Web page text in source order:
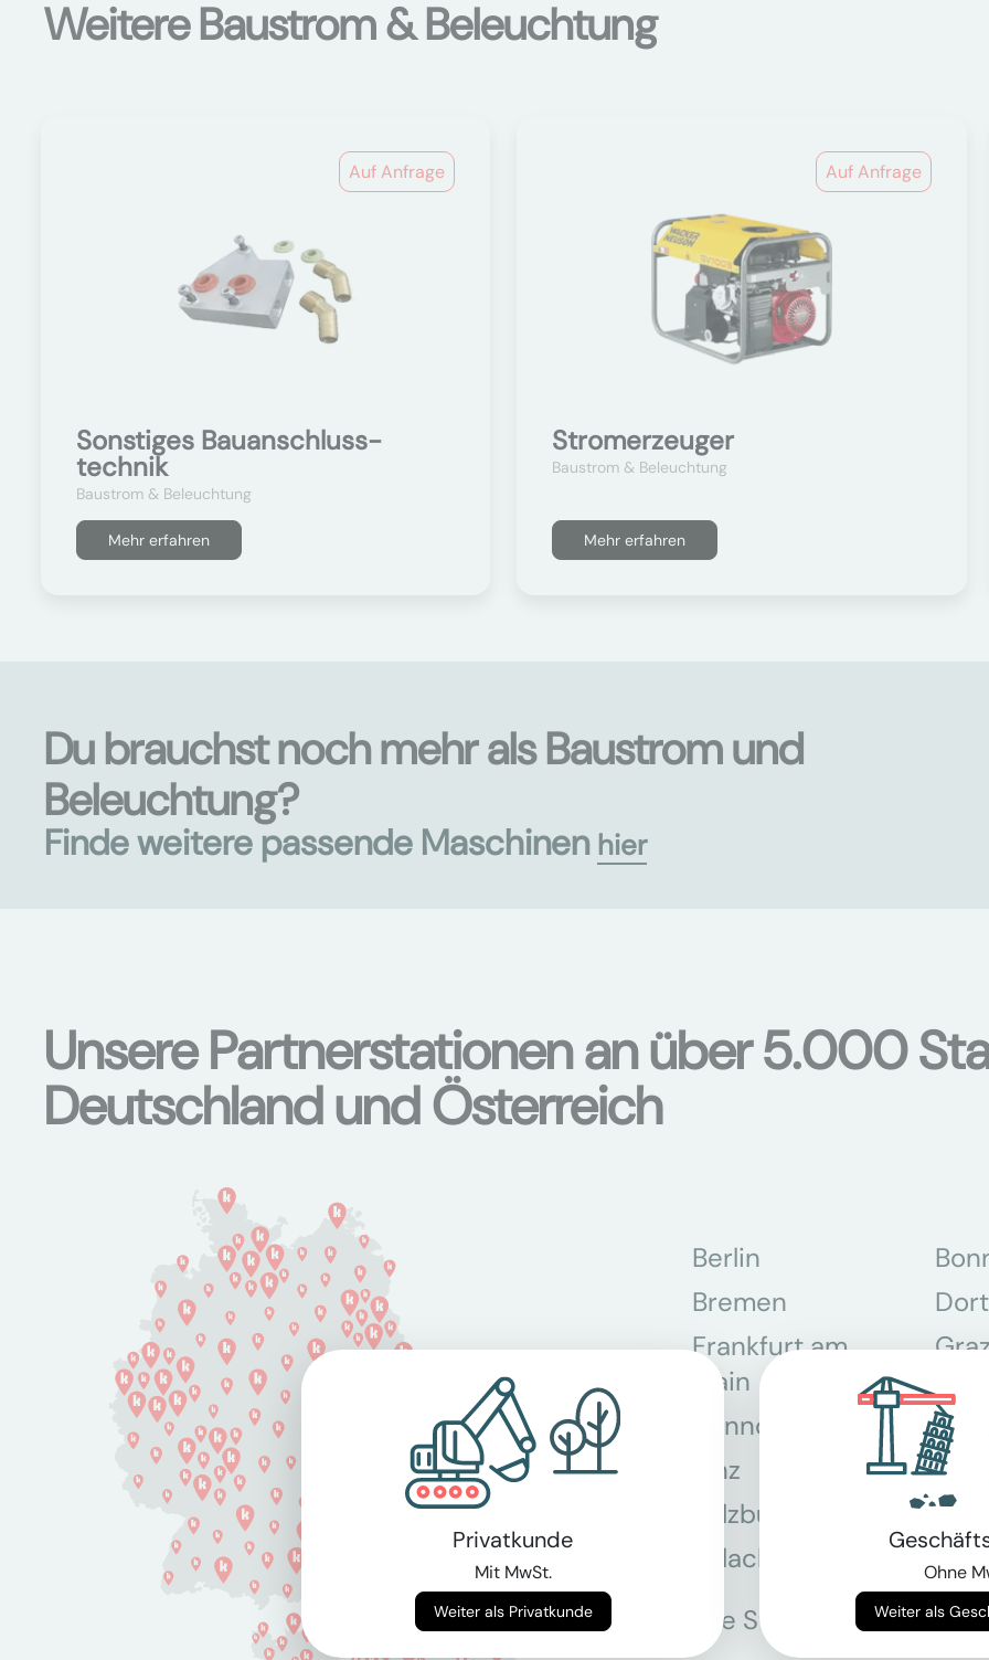
Weitere Baustrom & Beleuchtung
Auf Anfrage
Sonstiges Bauanschluss-
technik
Baustrom & Beleuchtung
Mehr erfahren
Auf Anfrage
Stromerzeuger
Baustrom & Beleuchtung
Mehr erfahren
Du brauchst noch mehr als Baustrom und
Beleuchtung?
Finde weitere passende Maschinen hier
Unsere Partnerstationen an über 5.000
Deutschland und Österreich
Berlin
Bremen
Frankfurt am
Main
Hannover Köln
Linz
Salzburg
Steyr
Villach
Alle Standorte
Privatkunde
Mit MwSt.
Weiter als Privatkunde
Ohne
Weiter als